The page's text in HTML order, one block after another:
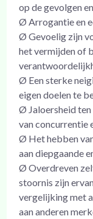
op de gevolgen
Ø Arrogantie en
Ø Gevoelig zijn
het vermijden of
Ø Een sterke
eigen doelen te
Ø Jaloersheid ten
van concurrentie
Ø Het hebben
aan diepgaande
Ø Overdreven
stoornis zijn
vergelijking met
aan anderen